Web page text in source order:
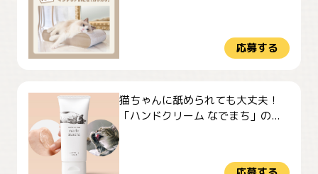
応募する
猫ちゃんに舐められても大丈夫！
「ハンドクリーム なでまち」の...